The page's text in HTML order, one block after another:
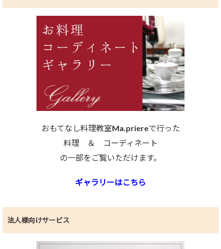
おもてなし料理教室Ma.priereで行った
料理 ＆ コーディネート
の一部をご覧いただけます。
ギャラリーはこちら
法人様向けサービス